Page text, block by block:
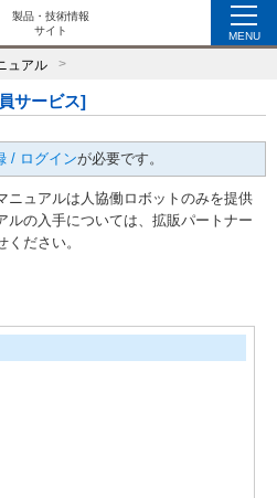
製品・技術情報
サイト
MENU
ュアル
サービス]
/ ログインが必要です。
ュアルは人協働ロボットのみを提供
ルの入手については、拡販パートナー
ださい。